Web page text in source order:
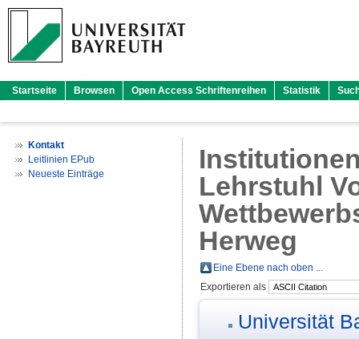
Startseite Browsen Open Access Schriftenreihen Statistik
Kontakt
Leitlinien EPub
Neueste Einträge
Lehrstuhl
Herweg
Eine Ebene nach oben ...
Exportieren als
Universität